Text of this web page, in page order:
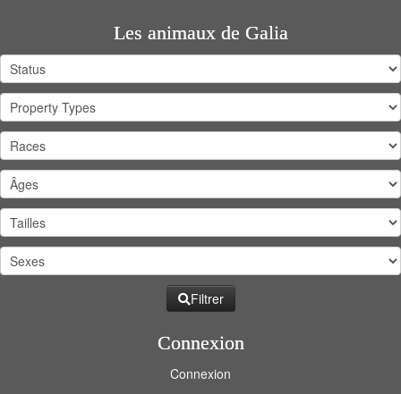
Les animaux de Galia
Filtrer
Connexion
Connexion